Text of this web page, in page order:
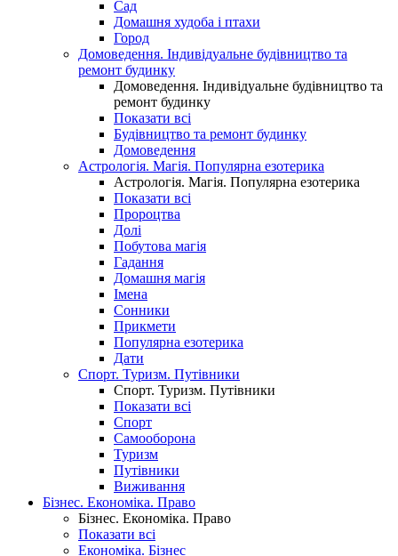
Сад
Домашня худоба і птахи
Город
Домоведення. Індивідуальне будівництво та
ремонт будинку
Домоведення. Індивідуальне будівництво та
ремонт будинку
Показати всі
Будівництво та ремонт будинку
Домоведення
Астрологія. Магія. Популярна езотерика
Астрологія. Магія. Популярна езотерика
Показати всі
Пророцтва
Долі
Побутова магія
Гадання
Домашня магія
Імена
Сонники
Прикмети
Популярна езотерика
Дати
Спорт. Туризм. Путівники
Спорт. Туризм. Путівники
Показати всі
Спорт
Самооборона
Туризм
Путівники
Виживання
Бізнес. Економіка. Право
Бізнес. Економіка. Право
Показати всі
Економіка. Бізнес